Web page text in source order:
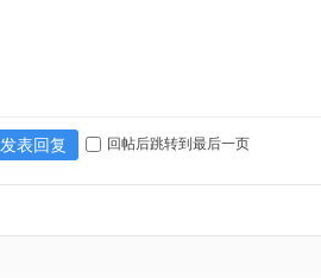
发表回复 回帖后跳转到最后一页